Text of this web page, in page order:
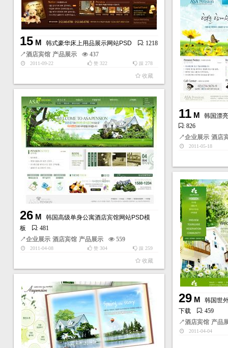
15M 韩式豪华床上用品展示网站PSD
: 1218
↗酒店宾馆 产品展示 437
2011-09-22 踩 278
赞322
收藏
11M
韩国漂
: 826
↗企业展示 酒店
2011-05-18
26M
韩国高级单身公寓酒店宾馆网站PSD模
板
: 481
↗企业展示 酒店宾馆 产品展示 559
2011-04-08 踩 259
赞304
收藏
29M
韩国世
下载
: 459
↗酒店宾馆 产品
2011-04-04